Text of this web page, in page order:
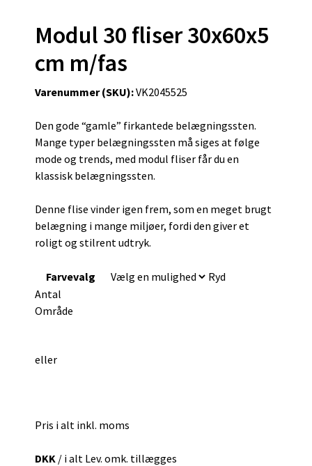
Modul 30 fliser 30x60x5
cm m/fas
Varenummer (SKU):VK2045525
Den gode “gamle” firkantede belægningssten.
Mange typer belægningssten må siges at følge
mode og trends, med modul fliser får du en
klassisk belægningssten.
Denne flise vinder igen frem, som en meget brugt
belægning i mange miljøer, fordi den giver et
roligt og stilrent udtryk.
Farvevalg
Ryd
Antal
Område
eller
Pris i alt inkl. moms
DKK / i alt Lev. omk. tillægges